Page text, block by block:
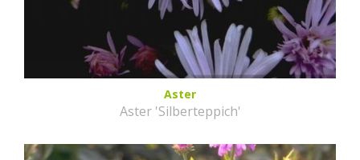
Aster
Aster 'Silberteppich'